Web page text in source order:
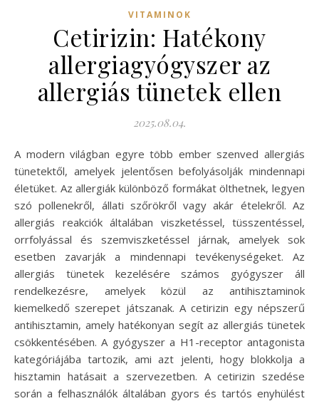
VITAMINOK
Cetirizin: Hatékony
allergiagyógyszer az
allergiás tünetek ellen
2025.08.04.
A modern világban egyre több ember szenved allergiás
tünetektől, amelyek jelentősen befolyásolják mindennapi
életüket. Az allergiák különböző formákat ölthetnek, legyen
szó pollenekről, állati szőrökről vagy akár ételekről. Az
allergiás reakciók általában viszketéssel, tüsszentéssel,
orrfolyással és szemviszketéssel járnak, amelyek sok
esetben zavarják a mindennapi tevékenységeket. Az
allergiás tünetek kezelésére számos gyógyszer áll
rendelkezésre, amelyek közül az antihisztaminok
kiemelkedő szerepet játszanak. A cetirizin egy népszerű
antihisztamin, amely hatékonyan segít az allergiás tünetek
csökkentésében. A gyógyszer a H1-receptor antagonista
kategóriájába tartozik, ami azt jelenti, hogy blokkolja a
hisztamin hatásait a szervezetben. A cetirizin szedése
során a felhasználók általában gyors és tartós enyhülést